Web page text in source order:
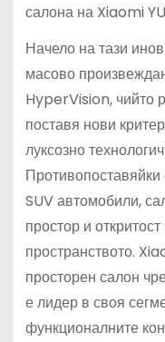
салона на Xiaomi
Начело на тази
масово
HyperVision, чийто
поставя нови
луксозно
SUV автомобили,
простор и
пространството.
просторен салон
е лидер в своя
функционалните